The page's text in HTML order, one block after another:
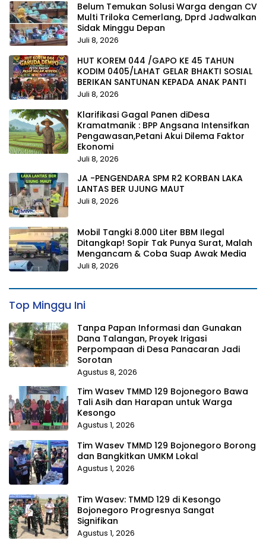
Belum Temukan Solusi Warga dengan CV
Multi Triloka Cemerlang, Dprd Jadwalkan
Sidak Minggu Depan
Juli 8, 2026
HUT KOREM 044 /GAPO KE 45 TAHUN
KODIM 0405/LAHAT GELAR BHAKTI SOSIAL
BERIKAN SANTUNAN KEPADA ANAK PANTI
Juli 8, 2026
Klarifikasi Gagal Panen diDesa
Kramatmanik : BPP Angsana Intensifkan
Pengawasan,Petani Akui Dilema Faktor
Ekonomi
Juli 8, 2026
JA -PENGENDARA SPM R2 KORBAN LAKA
LANTAS BER UJUNG MAUT
Juli 8, 2026
Mobil Tangki 8.000 Liter BBM Ilegal
Ditangkap! Sopir Tak Punya Surat, Malah
Mengancam & Coba Suap Awak Media
Juli 8, 2026
Top Minggu Ini
Tanpa Papan Informasi dan Gunakan
Dana Talangan, Proyek Irigasi
Perpompaan di Desa Panacaran Jadi
Sorotan
Agustus 8, 2026
Tim Wasev TMMD 129 Bojonegoro Bawa
Tali Asih dan Harapan untuk Warga
Kesongo
Agustus 1, 2026
Tim Wasev TMMD 129 Bojonegoro Borong
dan Bangkitkan UMKM Lokal
Agustus 1, 2026
Tim Wasev: TMMD 129 di Kesongo
Bojonegoro Progresnya Sangat
Signifikan
Agustus 1, 2026